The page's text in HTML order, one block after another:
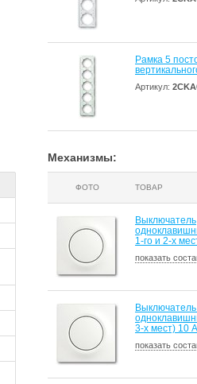
Рамка 5
Артикул:
Механизмы:
ФОТО ТОВАР
1-го и 2-х
показать
3-х мест) 10
показать